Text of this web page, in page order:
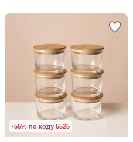
-55% по коду 5525